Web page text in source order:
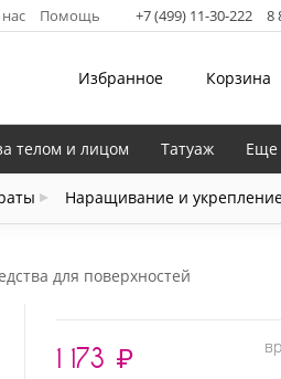
Помощь +7 (499) 11-30-222 8
Избранное Корзина
Наращивание и
телом и лицом Татуаж Еще
для поверхностей
1 173 ₽